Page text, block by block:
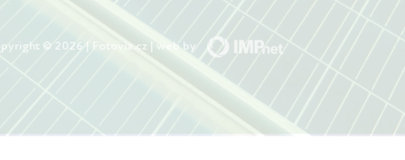
© 2026 | Fotovia.cz | web by